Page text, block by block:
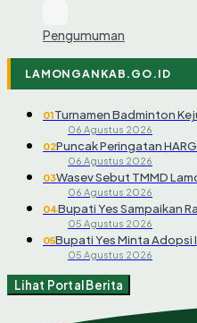
Pengumuman
LAMONGANKAB.GO.ID
01Turnamen Badminton
06 Agustus 2026
02Puncak Peringatan
06 Agustus 2026
03Wasev Sebut TMMD
06 Agustus 2026
04Bupati Yes Sampaikan
05 Agustus 2026
05Bupati Yes Minta Adopsi
05 Agustus 2026
Lihat Portal Berita